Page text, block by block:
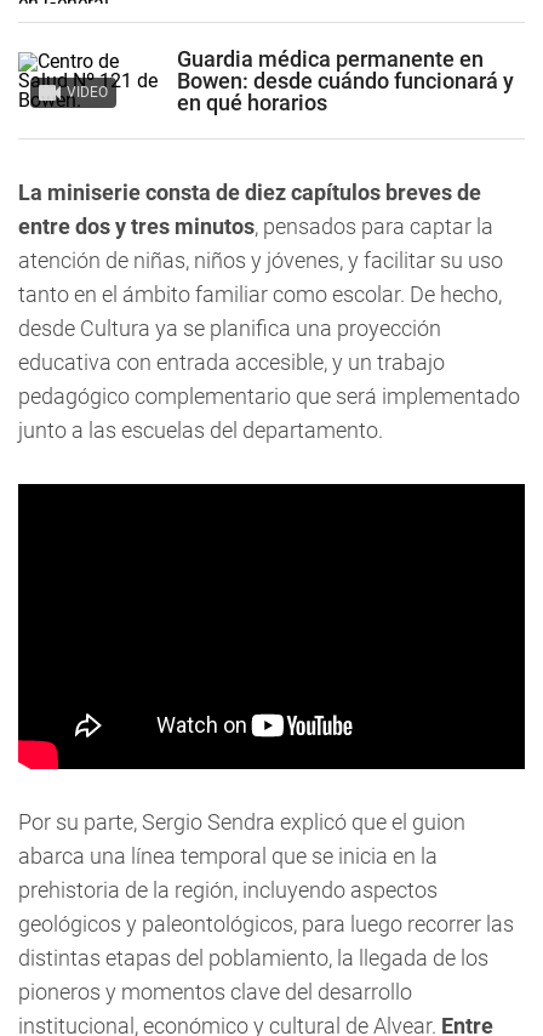
VIDEO
Guardia médica permanente en
Bowen: desde cuándo funcionará y
en qué horarios
La miniserie consta de diez capítulos breves de
entre dos y tres minutos, pensados para captar la
atención de niñas, niños y jóvenes, y facilitar su uso
tanto en el ámbito familiar como escolar. De hecho,
desde Cultura ya se planifica una proyección
educativa con entrada accesible, y un trabajo
pedagógico complementario que será implementado
junto a las escuelas del departamento.
Por su parte, Sergio Sendra explicó que el guion
abarca una línea temporal que se inicia en la
prehistoria de la región, incluyendo aspectos
geológicos y paleontológicos, para luego recorrer las
distintas etapas del poblamiento, la llegada de los
pioneros y momentos clave del desarrollo
institucional, económico y cultural de Alvear. Entre